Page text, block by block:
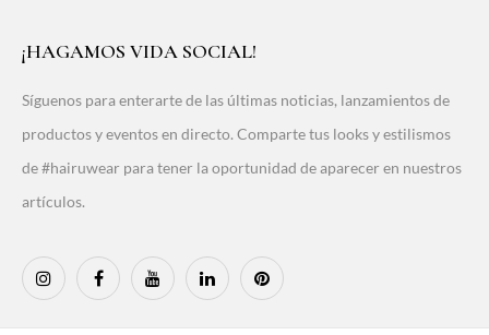
¡HAGAMOS VIDA SOCIAL!
Síguenos para enterarte de las últimas noticias, lanzamientos de
productos y eventos en directo. Comparte tus looks y estilismos
de #hairuwear para tener la oportunidad de aparecer en nuestros
artículos.